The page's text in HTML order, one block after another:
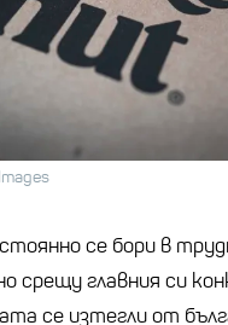
се бори в
срещу главния си
се изтегли от